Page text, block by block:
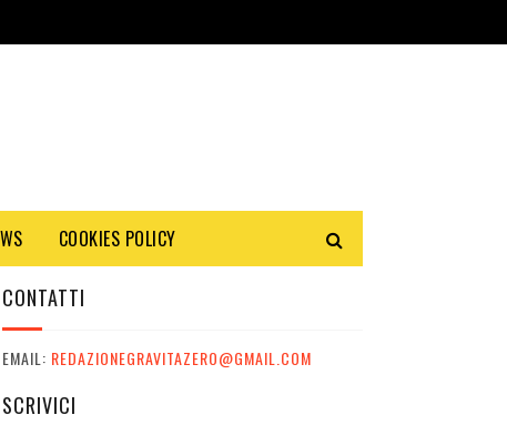
COOKIES POLICY
CONTATTI
EMAIL: REDAZIONEGRAVITAZERO@GMAIL.COM
SCRIVICI